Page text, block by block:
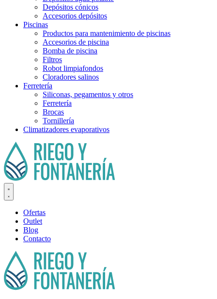
Depósitos cónicos
Accesorios depósitos
Piscinas
Productos para mantenimiento de piscinas
Accesorios de piscina
Bomba de piscina
Filtros
Robot limpiafondos
Cloradores salinos
Ferretería
Siliconas, pegamentos y otros
Ferretería
Brocas
Tornillería
Climatizadores evaporativos
Ofertas
Outlet
Blog
Contacto